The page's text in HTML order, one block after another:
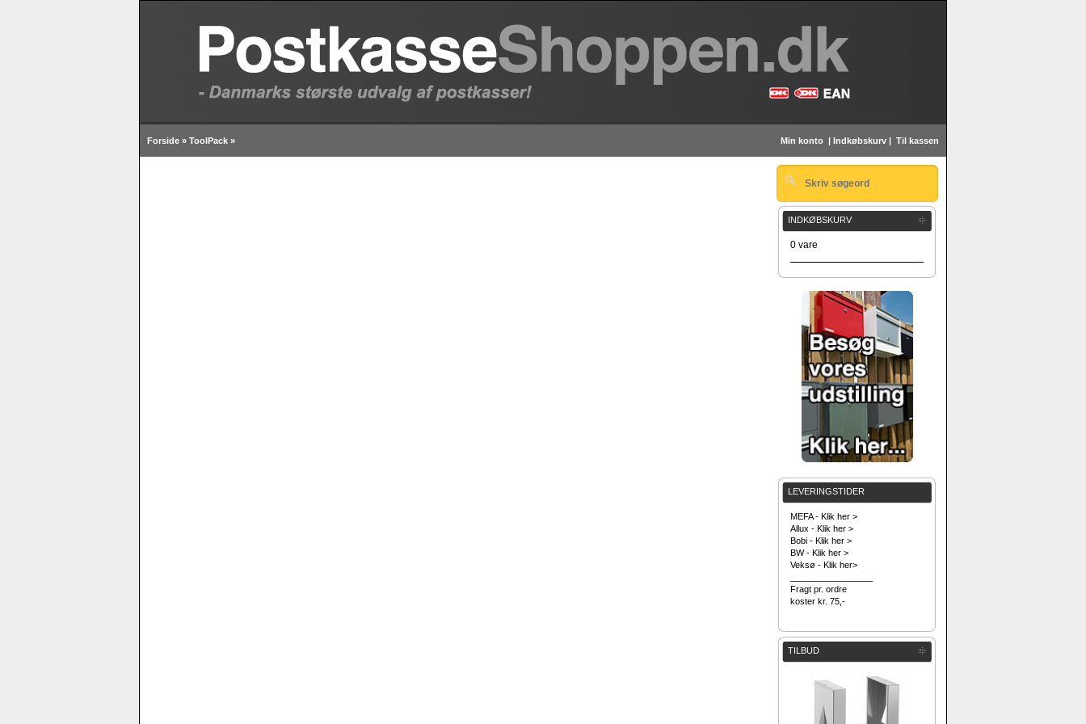
Forside » ToolPack » Min konto | Indkøbskurv | Til kassen
INDKØBSKURV
0 vare
LEVERINGSTIDER
MEFA - Klik her >
Allux - Klik her >
Bobi - Klik her >
BW - Klik her >
Veksø - Klik her>
Fragt pr. ordre
koster kr. 75,-
TILBUD